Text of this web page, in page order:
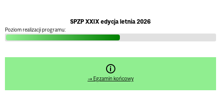
SPZP XXIX edycja letnia 2026
Poziom realizacji programu:
🛈
→ Egzamin końcowy